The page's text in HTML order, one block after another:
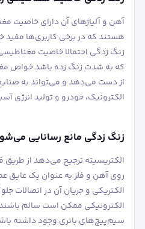
آهن و آلیاژهای آن دارای خاصیت
هستند که در برخی کاربری‌ها مفید
زنگ زدگی احتمالا خاصیت
که به شدت زنگ زده باشد خواص
از دست می‌دهد و می‌تواند به
الکترونیک، خودرو و تولید انرژی
زنگ زدگی مانع رسانایی
الکتریسیته ترجیح می‌دهد از طریق
روی آهن و فلز به عنوان یک عایق
الکتریکی و جریان آن در اتصالات
الکترونیکی ممکن است سالم
سیم‌پیچ‌های باتری وجود داشته